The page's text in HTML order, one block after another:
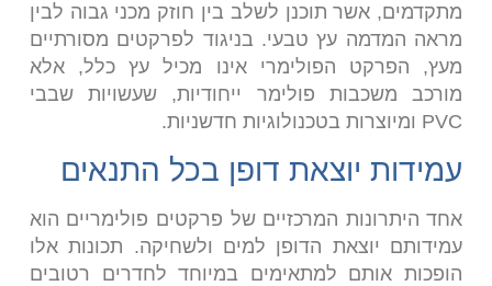
מתקדמים, אשר תוכנן לשלב בין חוזק מכני גבוה לבין
מראה המדמה עץ טבעי. בניגוד לפרקטים מסורתיים
מעץ, הפרקט הפולימרי אינו מכיל עץ כלל, אלא
מורכב משכבות פולימר ייחודיות, שעשויות שבבי
PVC ומיוצרות בטכנולוגיות חדשניות.
עמידות יוצאת דופן בכל התנאים
אחד היתרונות המרכזיים של פרקטים פולימריים הוא
עמידותם יוצאת הדופן למים ולשחיקה. תכונות אלו
הופכות אותם למתאימים במיוחד לחדרים רטובים